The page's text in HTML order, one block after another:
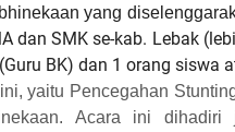
yang
dan SMK se-kab. Lebak
BK) dan 1 orang siswa
yaitu Pencegahan
Acara ini